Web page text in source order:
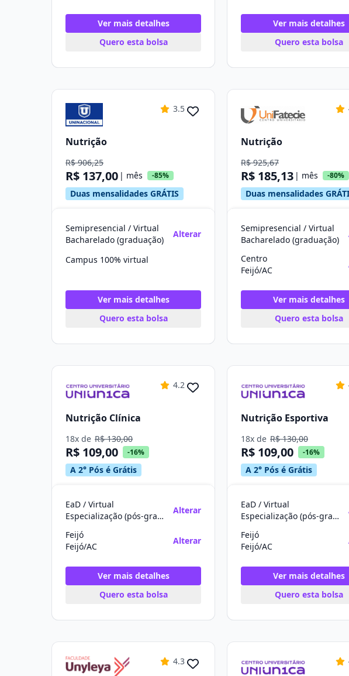
Ver mais detalhes
Quero esta bolsa
Ver mais detalhes
Quero esta bolsa
3.5
Nutrição
R$ 906,25
R$ 137,00 | mês -85%
Duas mensalidades GRÁTIS
Semipresencial / Virtual
Bacharelado (graduação)
Alterar
Campus 100% virtual
Ver mais detalhes
Quero esta bolsa
Nutrição
R$ 925,67
R$ 185,13 | mês -80%
Duas mensalidades
Semipresencial / Virtual
Bacharelado (graduação)
Centro
Feijó/AC
Ver mais detalhes
Quero esta bolsa
4.2
Nutrição Clínica
18x de R$ 130,00
R$ 109,00 -16%
A 2° Pós é Grátis
EaD / Virtual
Especialização (pós-graduação)
Alterar
Feijó
Feijó/AC
Alterar
Ver mais detalhes
Quero esta bolsa
Nutrição Esportiva
18x de R$ 130,00
R$ 109,00 -16%
A 2° Pós é Grátis
EaD / Virtual
Especialização (pós-graduação)
Feijó
Feijó/AC
Ver mais detalhes
Quero esta bolsa
4.3